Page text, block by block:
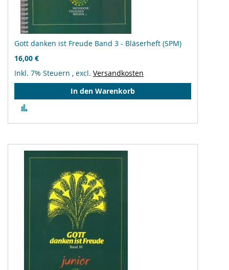
Gott danken ist Freude Band 3 - Bläserheft (SPM)
16,00 €
Inkl. 7% Steuern , excl. Versandkosten
In den Warenkorb
hinzufügen